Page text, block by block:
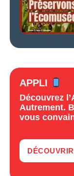
APPLI
Découvrez
Autrement.
vous
DÉCOUVRIR